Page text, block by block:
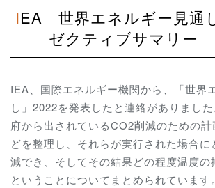
IEA 世界エネルギー見通し2022 エグ
ゼクティブサマリー
IEA、国際エネルギー機関から、「世界
し」2022を発表したと連絡がありまし
府から出されているCO2削減のための
どを整理し、それらが実行された場合
減でき、そしてその結果どの程度温度の
ということについてまとめられています。